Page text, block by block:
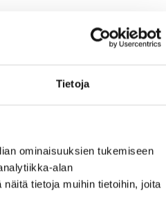
Tietoja
ominaisuuksien tukemiseen
alan
tietoja muihin tietoihin, joita